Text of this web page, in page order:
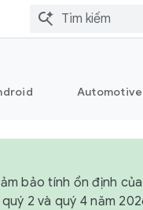
Automotive
bảo tính ổn định
2 và quý 4 năm